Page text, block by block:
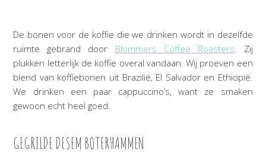
De bonen voor de koffie die we drinken wordt in dezelfde
ruimte gebrand door Blommers Coffee Roasters . Zij
plukken letterlijk de koffie overal vandaan. Wij proeven een
blend van koffiebonen uit Brazilië, El Salvador en Ethiopië.
We drinken een paar cappuccino’s, want ze smaken
gewoon echt heel goed.
GEGRILDE DESEM BOTERHAMMEN